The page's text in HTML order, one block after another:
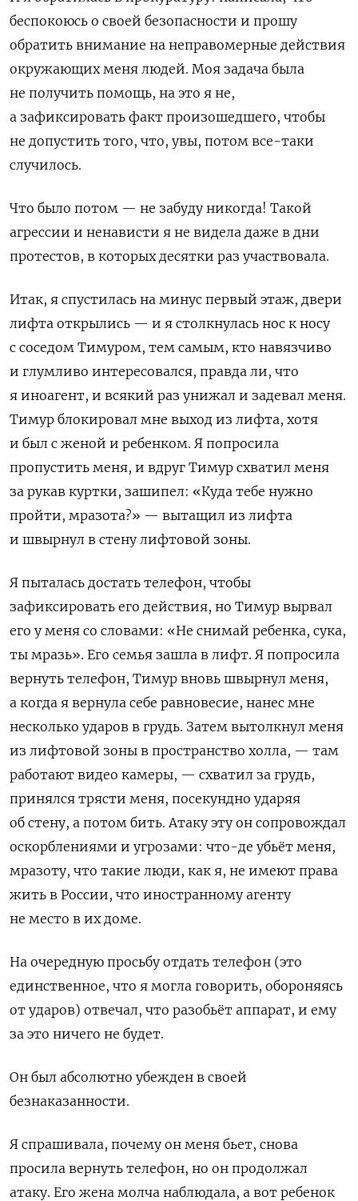
беспокоюсь о своей безопасности и прошу
обратить внимание на неправомерные действия
окружающих меня людей. Моя задача была
не получить помощь, на это я не,
а зафиксировать факт произошедшего, чтобы
не допустить того, что, увы, потом все-таки
случилось.
Что было потом — не забуду никогда! Такой
агрессии и ненависти я не видела даже в дни
протестов, в которых десятки раз участвовала.
Итак, я спустилась на минус первый этаж, двери
лифта открылись — и я столкнулась нос к носу
с соседом Тимуром, тем самым, кто навязчиво
и глумливо интересовался, правда ли, что
я иноагент, и всякий раз унижал и задевал меня.
Тимур блокировал мне выход из лифта, хотя
и был с женой и ребенком. Я попросила
пропустить меня, и вдруг Тимур схватил меня
за рукав куртки, зашипел: «Куда тебе нужно
пройти, мразота?» — вытащил из лифта
и швырнул в стену лифтовой зоны.
Я пыталась достать телефон, чтобы
зафиксировать его действия, но Тимур вырвал
его у меня со словами: «Не снимай ребенка, сука,
ты мразь». Его семья зашла в лифт. Я попросила
вернуть телефон, Тимур вновь швырнул меня,
а когда я вернула себе равновесие, нанес мне
несколько ударов в грудь. Затем вытолкнул меня
из лифтовой зоны в пространство холла, — там
работают видео камеры, — схватил за грудь,
принялся трясти меня, посекундно ударяя
об стену, а потом бить. Атаку эту он сопровождал
оскорблениями и угрозами: что-де убьёт меня,
мразоту, что такие люди, как я, не имеют права
жить в России, что иностранному агенту
не место в их доме.
На очередную просьбу отдать телефон (это
единственное, что я могла говорить, обороняясь
от ударов) отвечал, что разобьёт аппарат, и ему
за это ничего не будет.
Он был абсолютно убежден в своей
безнаказанности.
Я спрашивала, почему он меня бьет, снова
просила вернуть телефон, но он продолжал
атаку. Его жена молча наблюдала, а вот ребенок